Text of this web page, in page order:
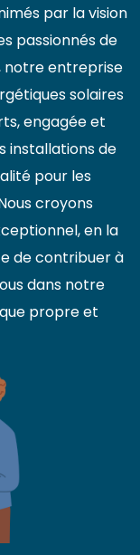
par la vision
passionnés de
notre entreprise
solaires
engagée et
installations de
pour les
croyons
en la
de contribuer à
dans notre
propre et